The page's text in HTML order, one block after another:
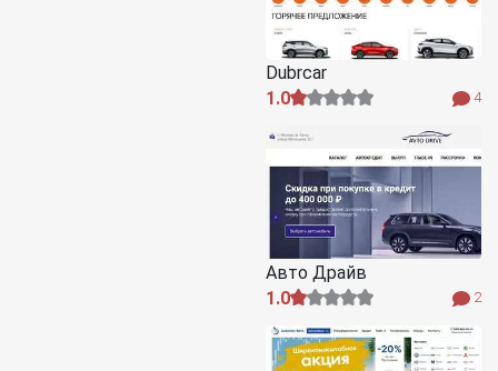
Dubrcar
1.0
4
Авто Драйв
1.0
2